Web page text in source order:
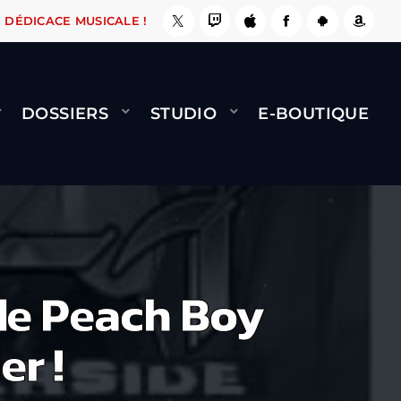
ÇA LE FAIT ! NAMI BERNARD MINET - FLY
DÉDICACE MUSICALE !
DOSSIERS STUDIO E-BOUTIQUE
Peach Boy
!